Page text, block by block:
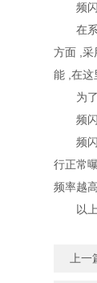
频闪
在系
方面 ,采
能 ,在这
为了
频闪
频闪
行正常
频率越
以上
上一